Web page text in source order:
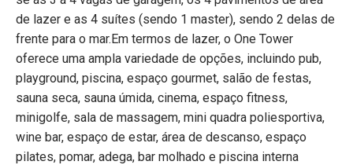
de lazer e as 4 suítes (sendo 1 master), sendo 2 delas de
frente para o mar.Em termos de lazer, o One Tower
oferece uma ampla variedade de opções, incluindo pub,
playground, piscina, espaço gourmet, salão de festas,
sauna seca, sauna úmida, cinema, espaço fitness,
minigolfe, sala de massagem, mini quadra poliesportiva,
wine bar, espaço de estar, área de descanso, espaço
pilates, pomar, adega, bar molhado e piscina interna